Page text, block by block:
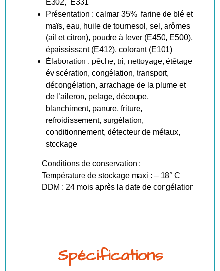
E302, E331
Présentation : calmar 35%, farine de blé et
maïs, eau, huile de tournesol, sel, arômes
(ail et citron), poudre à lever (E450, E500),
épaississant (E412), colorant (E101)
Élaboration : pêche, tri, nettoyage, étêtage,
éviscération, congélation, transport,
décongélation, arrachage de la plume et
de l’aileron, pelage, découpe,
blanchiment, panure, friture,
refroidissement, surgélation,
conditionnement, détecteur de métaux,
stockage
Conditions de conservation :
Température de stockage maxi : – 18° C
DDM : 24 mois après la date de congélation
Spécifications